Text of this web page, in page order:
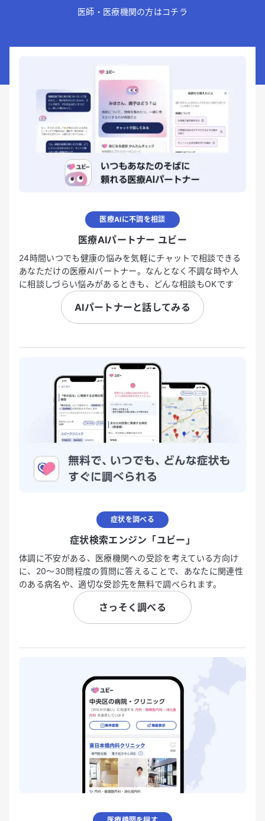
医師・医療機関の方はコチラ
医療AIに不調を相談
医療AIパートナー ユビー
24時間いつでも健康の悩みを気軽にチャットで相談できる
あなただけの医療AIパートナー。なんとなく不調な時や人
に相談しづらい悩みがあるときも、どんな相談もOKです
AIパートナーと話してみる
症状を調べる
症状検索エンジン「ユビー」
体調に不安がある、医療機関への受診を考えている方向け
に、20〜30問程度の質問に答えることで、あなたに関連性
のある病名や、適切な受診先を無料で調べられます。
さっそく調べる